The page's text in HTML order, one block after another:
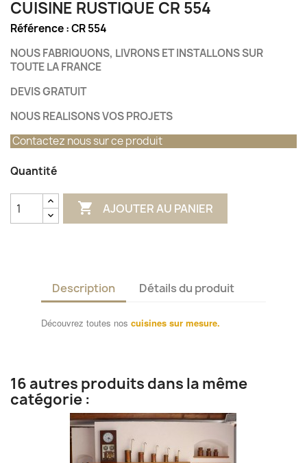
CUISINE RUSTIQUE CR 554
Référence :CR 554
NOUS FABRIQUONS, LIVRONS ET INSTALLONS SUR
TOUTE LA FRANCE
DEVIS GRATUIT
NOUS REALISONS VOS PROJETS
Contactez nous sur ce produit
Quantité
 AJOUTER AU PANIER
Description Détails du produit
Découvrez toutes nos cuisines sur mesure.
16 autres produits dans la même
catégorie :